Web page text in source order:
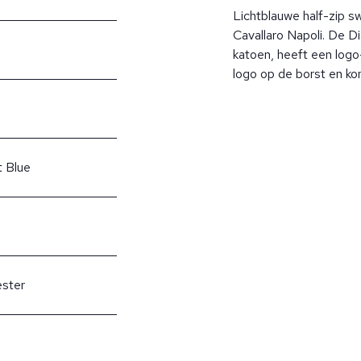
Blue
Lichtblauwe half-zip
Cavallaro Napoli. De
katoen, heeft een
logo op de borst en